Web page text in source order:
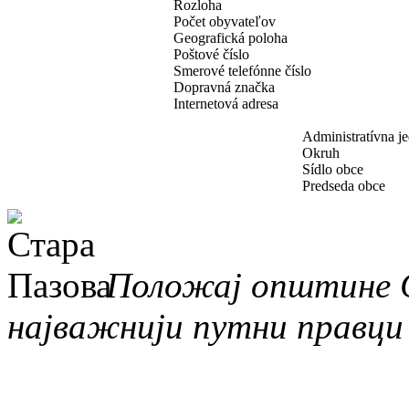
Rozloha
Počet obyvateľov
Geografická poloha
Poštové číslo
Smerové telefónne číslo
Dopravná značka
Internetová adresa
Administratívna
Okruh
Sídlo obce
Predseda obce
Положај општине
најважнији путни правци